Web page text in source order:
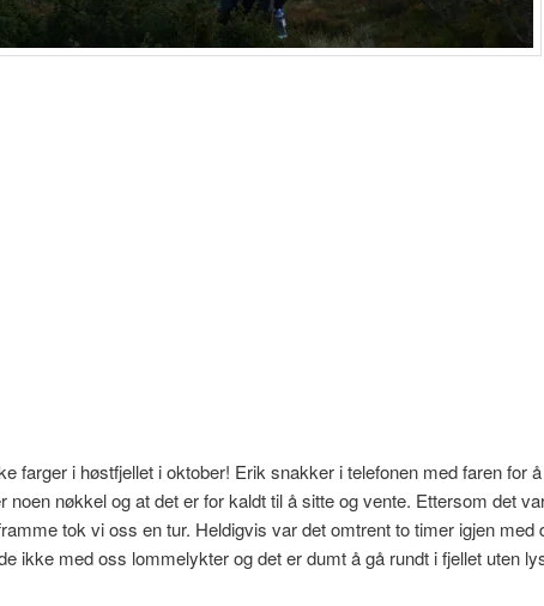
farger i høstfjellet i oktober! Erik snakker i telefonen med faren for
noen nøkkel og at det er for kaldt til å sitte og vente. Ettersom det
tok vi oss en tur. Heldigvis var det omtrent to timer igjen med
ikke med oss lommelykter og det er dumt å gå rundt i fjellet uten